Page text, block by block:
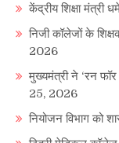
केंद्रीय शिक्षा मंत्री
निजी कॉलेजों के
2026
मुख्यमंत्री ने ‘रन फॉर
25, 2026
नियोजन विभाग को